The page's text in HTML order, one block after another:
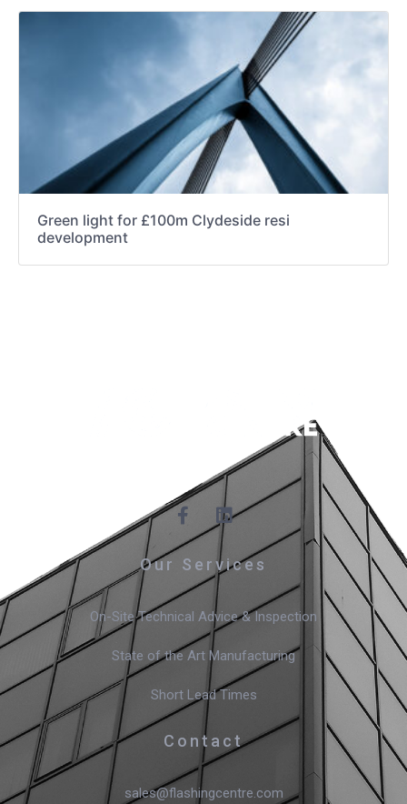
Green light for £100m Clydeside resi
development
Our Services
On-Site Technical Advice & Inspection
State of the Art Manufacturing
Short Lead Times
Contact
sales@flashingcentre.com